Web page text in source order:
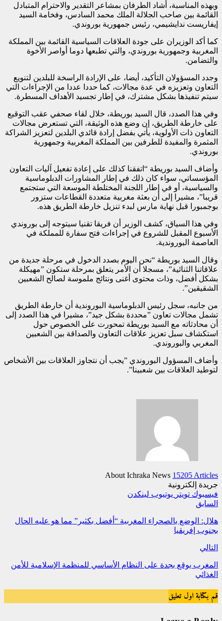
وبهذه المناسبة، أشاد الطرفان بمشاعر التقدير والاحترام المتبادل
القائمة بين صاحب الجلالة الملك محمد السادس، وفخامة السيد
إيفاريست ندايشيمي، رئيس جمهورية بوروندي.
كما أكد الوزيران على جودة العلاقات السياسية القائمة بين المملكة
المغربية وجمهورية بوروندي، والتي تطبعها دوما أواصر الأخوة
والتضامن.
وجدد المسؤولان التأكيد، أيضا، على الإرادة الراسخة للبلدين لتنويع
التعاون وتعزيزه في عدة مجالات، كما حددا عددا من الإجراءات التي
سيتم تنفيذها بشكل مشترك، في إطار تجسيد الأهداف المسطرة.
وفي هذا الصدد، قال السيد بوريطة، خلال لقاء صحفي عقب التوقيع
على خارطة الطريق، إن وضع هذه الوثيقة، التي تستعرض مجالات
التعاون ذات الأولوية، يأتي بفضل إرادة قائدي البلدين لتعزيز الشراكة
المثمرة والمفيدة للطرفين بين المملكة المغربية وجمهورية
بوروندي.
وأضاف السيد بوريطة “اتفقنا كذلك على إعادة تفعيل آليات التعاون
المؤسساتي، سواء كان ذلك في إطار المشاورات الدبلوماسية
والسياسية، أو في إطار اللجنة المختلطة الموسعة التي ستجتمع
قريبا”، مشيرا إلى أن بعثة مغربية متعددة القطاعات ستزور
بوجمبورا قبل نهاية مارس لبدء تنزيل خارطة الطريق هذه.
وفي هذا السياق، كشف الوزير أن فريقا تقنيا سيتوجه إلى بوروندي
الأسبوع المقبل للشروع في إجراءات فتح سفارة للمملكة في
العاصمة البوروندية.
وقال السيد بوريطة “نحن اليوم بصدد الدخول في مرحلة جديدة من
علاقاتنا الثنائية”، مسجلا أن الأمر يتعلق بمرحلة ستكون ”مهيكلة
بشكل أفضل، وذات محتوى أغنى ونتائج ملموسة لصالح الشعبين
الشقيقين”.
من جانبه، سجل رئيس الدبلوماسية البوروندية أن خارطة الطريق
تشمل مجالات تعاون ”محددة بشكل جيد”، مشيرا في هذا الصدد إلى
أن محادثاته مع السيد بوريطة تمحورت على الخصوص حول
استكشاف سبل تعزيز علاقات التعاون والصداقة بين الشعبين
المغربي والبوروندي.
وأضاف المسؤول البوروندي ”يجب أن نتجاوز العلاقات بين الأشخاص
لتوطيد العلاقات بين شعبينا”.
About Ichraka News 15205 Articles
جريدة إلكترونية
فيسبوك تويتر يوتيوب لينكدن
السابق
هلال: الوضع بالصحراء المغربية “أفضل بكثير” مما هو عليه الحال
بجنوب إفريقيا
التالي
المغرب يوقع بجدة على النظام الأساسي للمنظمة الإسلامية للأمن
الغذائي
قم بكتابة اول تعليق